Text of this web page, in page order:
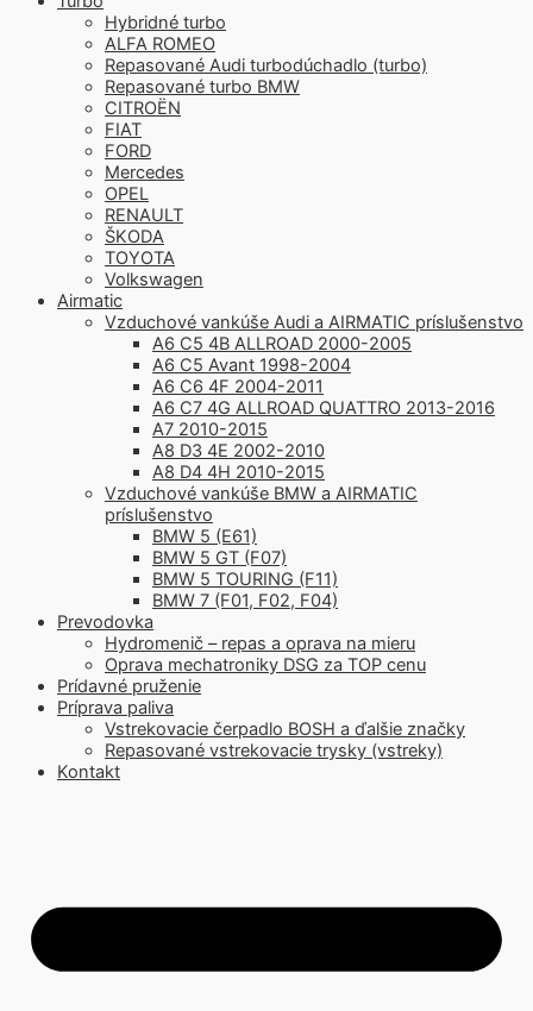
Hybridné turbo
ALFA ROMEO
Repasované Audi turbodúchadlo (turbo)
Repasované turbo BMW
CITROËN
FIAT
FORD
Mercedes
OPEL
RENAULT
ŠKODA
TOYOTA
Volkswagen
Airmatic
Vzduchové vankúše Audi a AIRMATIC príslušenstvo
A6 C5 4B ALLROAD 2000-2005
A6 C5 Avant 1998-2004
A6 C6 4F 2004-2011
A6 C7 4G ALLROAD QUATTRO 2013-2016
A7 2010-2015
A8 D3 4E 2002-2010
A8 D4 4H 2010-2015
Vzduchové vankúše BMW a AIRMATIC
príslušenstvo
BMW 5 (E61)
BMW 5 GT (F07)
BMW 5 TOURING (F11)
BMW 7 (F01, F02, F04)
Prevodovka
Hydromenič – repas a oprava na mieru
Oprava mechatroniky DSG za TOP cenu
Prídavné pruženie
Príprava paliva
Vstrekovacie čerpadlo BOSH a ďalšie značky
Repasované vstrekovacie trysky (vstreky)
Kontakt